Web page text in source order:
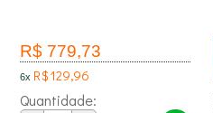
R$ 779,73
6x R$ 129,96
Quantidade: